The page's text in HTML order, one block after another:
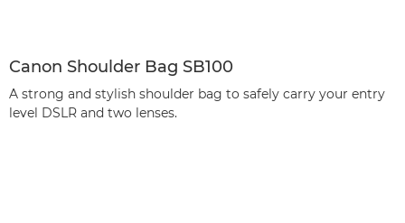
Canon Shoulder Bag SB100
A strong and stylish shoulder bag to safely carry your entry
level DSLR and two lenses.